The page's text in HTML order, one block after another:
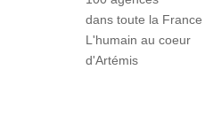
dans toute la France
L'humain au coeur
d'Artémis